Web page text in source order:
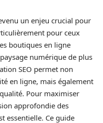
un enjeu crucial pour
pour ceux
boutiques en ligne
numérique de plus
SEO permet non
en ligne, mais également
Pour maximiser
approfondie des
essentielle. Ce guide